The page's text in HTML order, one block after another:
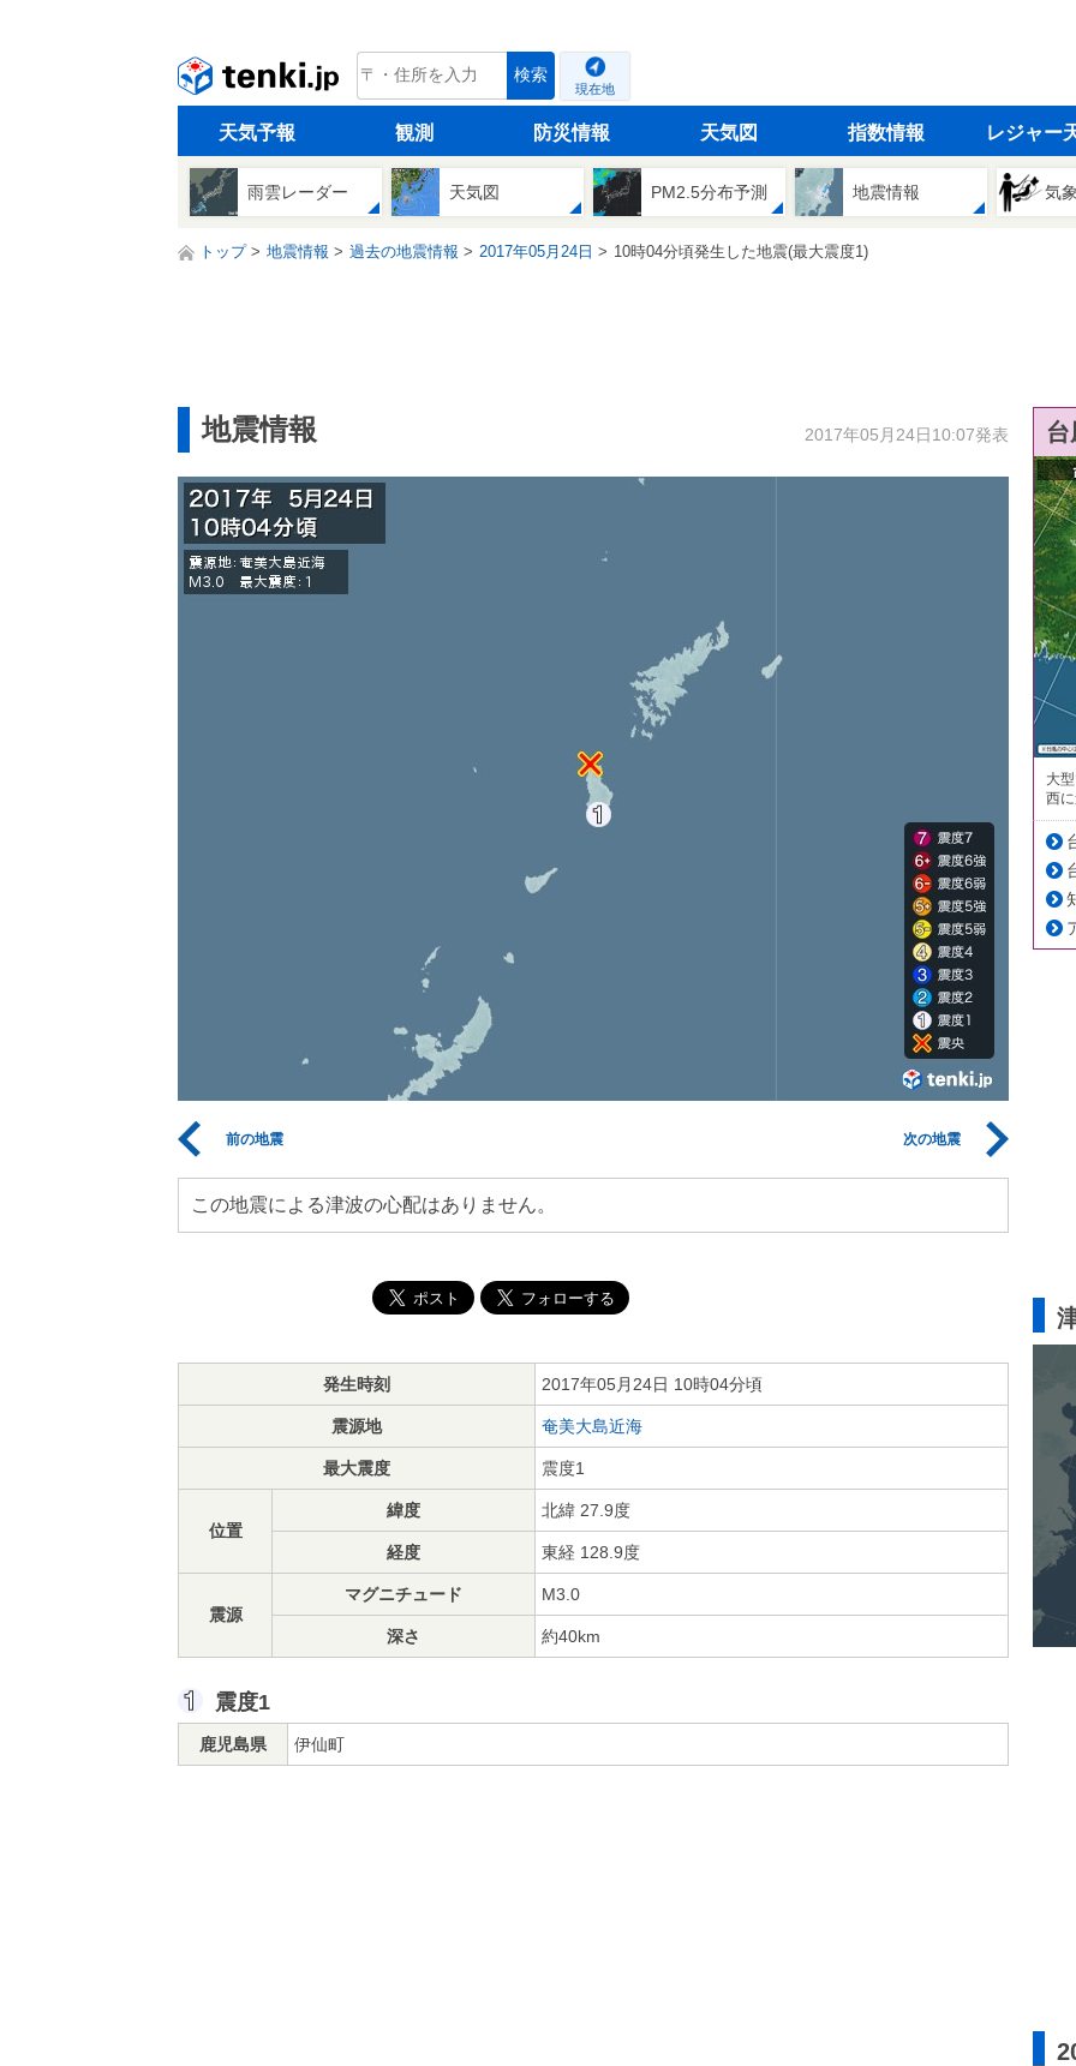
tenki.jp 検索
現在地
天気予報 観測 防災情報 天気図 指数情報 レジャー
雨雲レーダー 天気図 PM2.5分布予測 地震情報 気
トップ 地震情報 過去の地震情報 2017年05月24日 10時04分頃発生した地震(最大震度1)
地震情報 2017年05月24日10:07発表
前の地震 次の地震
この地震による津波の心配はありません。
発生時刻 2017年05月24日 10時04分頃
震源地 奄美大島近海
最大震度 震度1
位置
緯度 北緯 27.9度
経度 東経 128.9度
震源
マグニチュード M3.0
深さ 約40km
震度1
鹿児島県 伊仙町
大
西